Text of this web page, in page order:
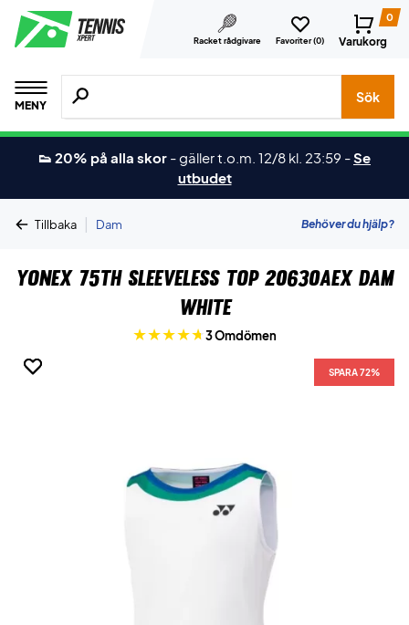
Racket rådgivare Favoriter (0)
0
Varukorg
MENY
Sök efter produkter, märken osv.
Sök
👟 20% på alla skor -gäller t.o.m. 12/8 kl. 23:59 -Se
utbudet
Tillbaka | Dam Behöver du hjälp?
Yonex 75th Sleeveless Top 20630AEX Dam
White
3 Omdömen
SPARA 72%
SPARA 72%